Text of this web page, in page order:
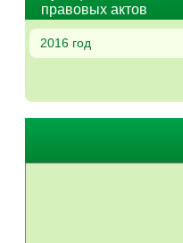
правовых актов
2016 год